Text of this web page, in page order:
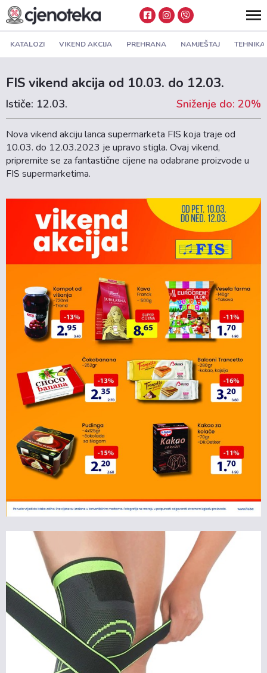
KATALOZI VIKEND AKCIJA PREHRANA NAMJEŠTAJ TEHNIKA
FIS vikend akcija od 10.03. do 12.03.
Ističe: 12.03. Sniženje do: 20%
Nova vikend akciju lanca supermarketa FIS koja traje od
10.03. do 12.03.2023 je upravo stigla. Ovaj vikend,
pripremite se za fantastične cijene na odabrane proizvode u
FIS supermarketima.